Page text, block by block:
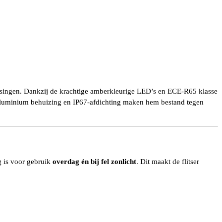
Dankzij de krachtige amberkleurige LED’s en ECE-R65 klasse
behuizing en IP67-afdichting maken hem bestand tegen
is voor gebruik overdag én bij fel zonlicht. Dit maakt de flitser